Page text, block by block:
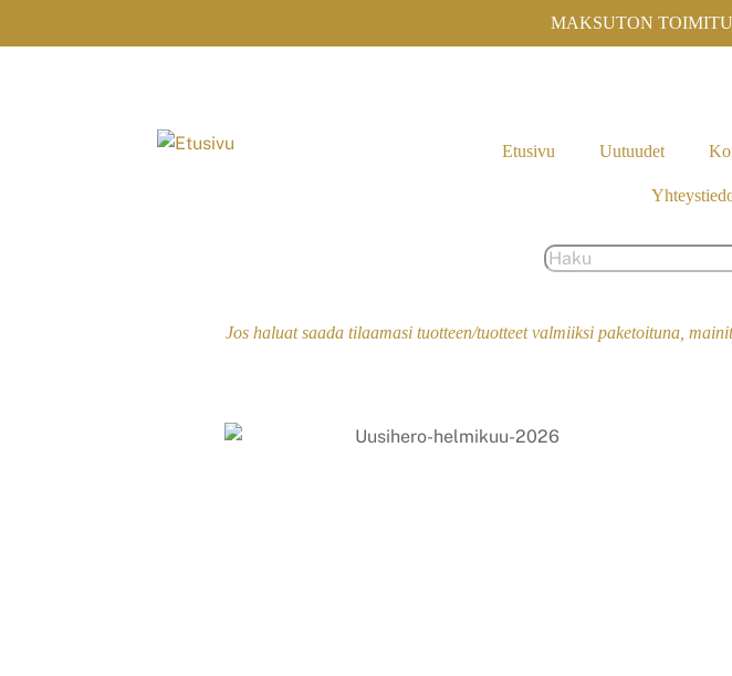
to
MAKSUTON
Etusivu Uutuudet
Jos haluat saada tilaamasi tuotteen/tuotteet valmiiksi paketoituna,